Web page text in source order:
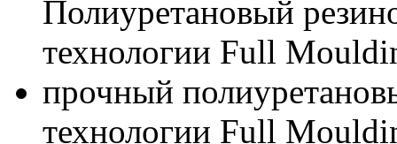
Полиуретановый
технологии Full
прочный
технологии Full